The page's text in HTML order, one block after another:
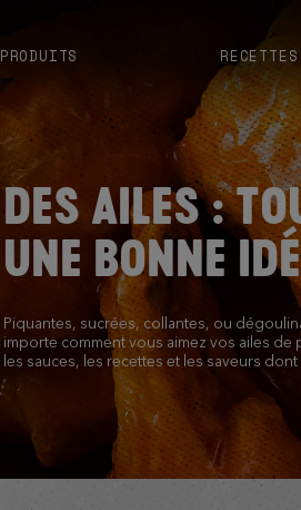
PRODUITS RECETTES
DES AILES :
UNE BONNE
Piquantes, sucrées, collantes, ou
importe comment vous aimez vos ailes de
les sauces, les recettes et les saveurs